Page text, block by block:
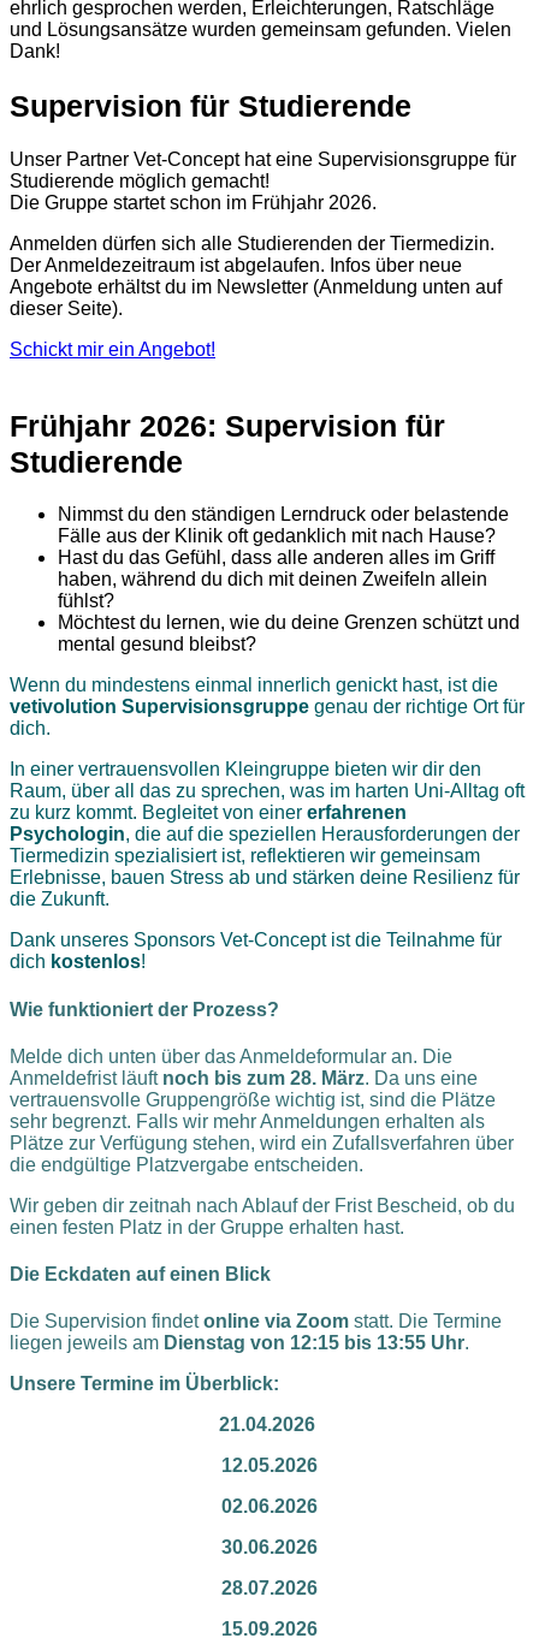
ehrlich gesprochen werden, Erleichterungen, Ratschläge
und Lösungsansätze wurden gemeinsam gefunden. Vielen
Dank!
Supervision für Studierende
Unser Partner Vet-Concept hat eine Supervisionsgruppe für
Studierende möglich gemacht!
Die Gruppe startet schon im Frühjahr 2026.
Anmelden dürfen sich alle Studierenden der Tiermedizin.
Der Anmeldezeitraum ist abgelaufen. Infos über neue
Angebote erhältst du im Newsletter (Anmeldung unten auf
dieser Seite).
Schickt mir ein Angebot!
Frühjahr 2026: Supervision für
Studierende
Nimmst du den ständigen Lerndruck oder belastende
Fälle aus der Klinik oft gedanklich mit nach Hause?
Hast du das Gefühl, dass alle anderen alles im Griff
haben, während du dich mit deinen Zweifeln allein
fühlst?
Möchtest du lernen, wie du deine Grenzen schützt und
mental gesund bleibst?
Wenn du mindestens einmal innerlich genickt hast, ist die
vetivolution Supervisionsgruppe genau der richtige Ort für
dich.
In einer vertrauensvollen Kleingruppe bieten wir dir den
Raum, über all das zu sprechen, was im harten Uni-Alltag oft
zu kurz kommt. Begleitet von einer erfahrenen
Psychologin, die auf die speziellen Herausforderungen der
Tiermedizin spezialisiert ist, reflektieren wir gemeinsam
Erlebnisse, bauen Stress ab und stärken deine Resilienz für
die Zukunft.
Dank unseres Sponsors Vet-Concept ist die Teilnahme für
dich kostenlos!
Wie funktioniert der Prozess?
Melde dich unten über das Anmeldeformular an. Die
Anmeldefrist läuft noch bis zum 28. März. Da uns eine
vertrauensvolle Gruppengröße wichtig ist, sind die Plätze
sehr begrenzt. Falls wir mehr Anmeldungen erhalten als
Plätze zur Verfügung stehen, wird ein Zufallsverfahren über
die endgültige Platzvergabe entscheiden.
Wir geben dir zeitnah nach Ablauf der Frist Bescheid, ob du
einen festen Platz in der Gruppe erhalten hast.
Die Eckdaten auf einen Blick
Die Supervision findetonline via Zoom statt. Die Termine
liegen jeweils am Dienstag von 12:15 bis 13:55 Uhr.
Unsere Termine im Überblick:
21.04.2026
12.05.2026
02.06.2026
30.06.2026
28.07.2026
15.09.2026